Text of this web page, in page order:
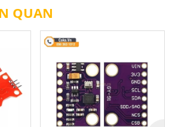
âm UltraSonic HY-
QUAN